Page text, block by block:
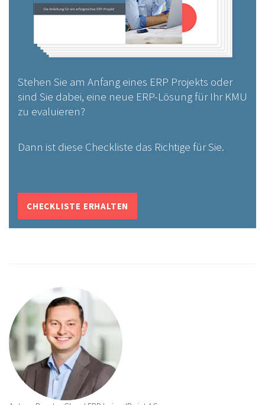
Stehen Sie am Anfang eines ERP Projekts oder
sind Sie dabei, eine neue ERP-Lösung für Ihr KMU
zu evaluieren?
Dann ist diese Checkliste das Richtige für Sie.
CHECKLISTE ERHALTEN